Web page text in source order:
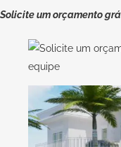
Solicite um orçamento